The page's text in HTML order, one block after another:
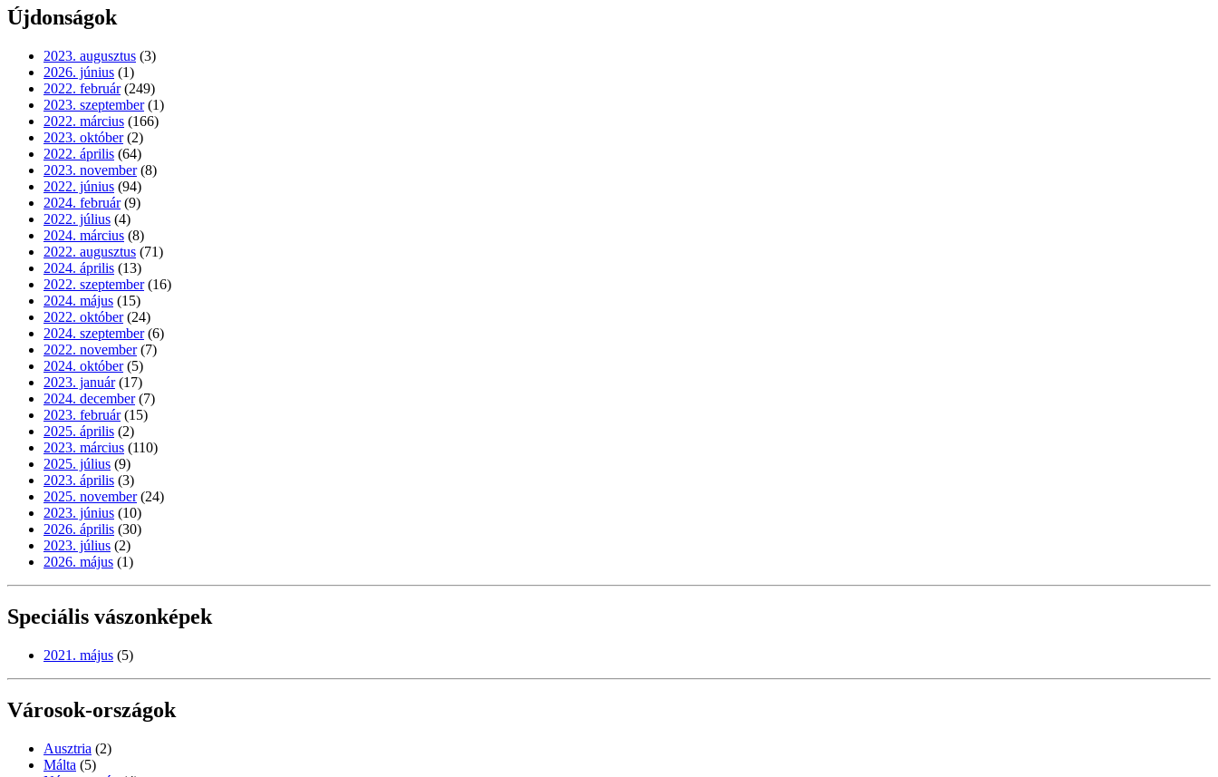
Újdonságok
2023. augusztus (3)
2026. június (1)
2022. február (249)
2023. szeptember (1)
2022. március (166)
2023. október (2)
2022. április (64)
2023. november (8)
2022. június (94)
2024. február (9)
2022. július (4)
2024. március (8)
2022. augusztus (71)
2024. április (13)
2022. szeptember (16)
2024. május (15)
2022. október (24)
2024. szeptember (6)
2022. november (7)
2024. október (5)
2023. január (17)
2024. december (7)
2023. február (15)
2025. április (2)
2023. március (110)
2025. július (9)
2023. április (3)
2025. november (24)
2023. június (10)
2026. április (30)
2023. július (2)
2026. május (1)
Speciális vászonképek
2021. május (5)
Városok-országok
Ausztria (2)
Málta (5)